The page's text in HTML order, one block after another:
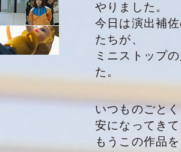
やりました。
今日は演出補
たちが、
ミニストップ
た。
いつものごと
安になってき
もうこの作品